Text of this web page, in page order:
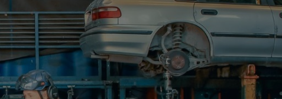
Räätälöity palvelu logistiikassa ja keräilyssä
Sähköinen siirtoasiakirjapalvelu
Tuotanto- ja kunnossapitoromun kierrätys